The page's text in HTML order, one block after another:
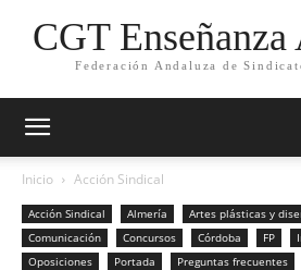
CGT
Federación Andaluza de
Inicio Acción Sindical
Acción Sindical Almería Artes plásticas y
Comunicación
Concursos Córdoba FP
Oposiciones
Portada Preguntas frecuentes